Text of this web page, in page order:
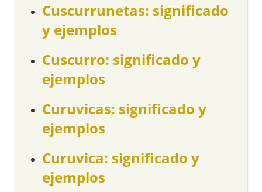
Cuscurrunetas: significado
y ejemplos
Cuscurro: significado y
ejemplos
Curuvicas: significado y
ejemplos
Curuvica: significado y
ejemplos